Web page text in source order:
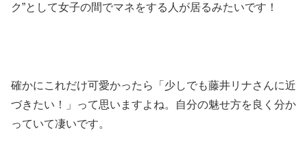
ク”として女子の間でマネをする人が居るみたいです！
確かにこれだけ可愛かったら「少しでも藤井リナさんに近
づきたい！」って思いますよね。自分の魅せ方を良く分か
っていて凄いです。